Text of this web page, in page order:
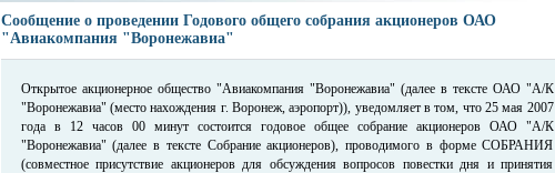
Сообщение о проведении Годового общего собрания акционеров ОАО
"Авиакомпания "Воронежавиа"
Открытое акционерное общество "Авиакомпания "Воронежавиа" (далее в тексте ОАО "А/К
"Воронежавиа" (место нахождения г. Воронеж, аэропорт)), уведомляет в том, что 25 мая 2007
года в 12 часов 00 минут состоится годовое общее собрание акционеров ОАО "А/К
"Воронежавиа" (далее в тексте Собрание акционеров), проводимого в форме СОБРАНИЯ
(совместное присутствие акционеров для обсуждения вопросов повестки дня и принятия